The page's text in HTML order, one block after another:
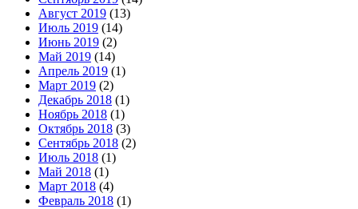
Август 2019 (13)
Июль 2019 (14)
Июнь 2019 (2)
Май 2019 (14)
Апрель 2019 (1)
Март 2019 (2)
Декабрь 2018 (1)
Ноябрь 2018 (1)
Октябрь 2018 (3)
Сентябрь 2018 (2)
Июль 2018 (1)
Май 2018 (1)
Март 2018 (4)
Февраль 2018 (1)